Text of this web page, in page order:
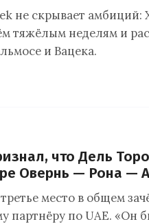
не скрывает амбиций:
тяжёлым неделям и
и Вацека.
что Дель
Овернь — Рона —
место в общем
партнёру по UAE. «Он